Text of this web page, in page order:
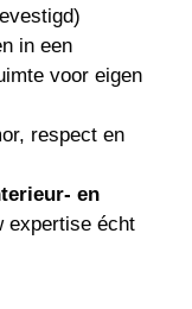
in een
voor eigen
respect en
en
expertise écht